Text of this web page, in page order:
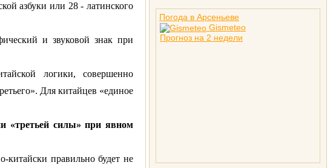
азбуки или 28 - латинского
и звуковой знак при
логики, совершенно
Для китайцев «единое
«третьей силы» при явном
китайски правильно будет не
Погода в Арсеньеве
Gismeteo
Прогноз на 2 недели